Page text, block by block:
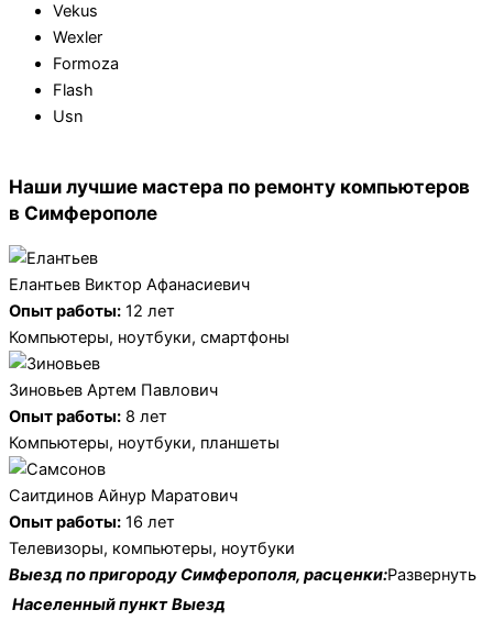
Vekus
Wexler
Formoza
Flash
Usn
Наши лучшие мастера по ремонту компьютеров
в Симферополе
Елантьев Виктор Афанасиевич
Опыт работы: 12 лет
Компьютеры, ноутбуки, смартфоны
Зиновьев Артем Павлович
Опыт работы: 8 лет
Компьютеры, ноутбуки, планшеты
Саитдинов Айнур Маратович
Опыт работы: 16 лет
Телевизоры, компьютеры, ноутбуки
Выезд по пригороду Симферополя, расценки:Развернуть
Населенный пункт Выезд